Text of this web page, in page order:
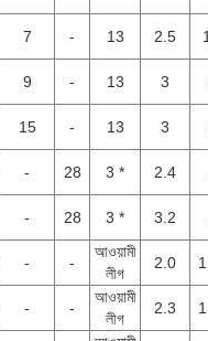
7 - 13 2.5
9 - 13 3
15 - 13 3
- 28 3 * 2.4
- 28 3 * 3.2
- -
আওয়ামী
লীগ
2.0
- -
আওয়ামী
লীগ
2.3